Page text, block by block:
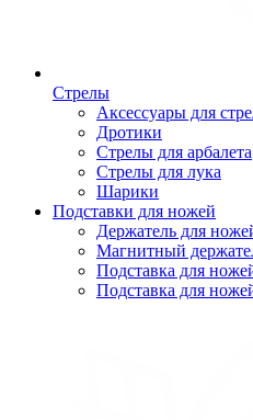
Стрелы
Аксессуары для
Дротики
Стрелы для арбалета
Стрелы для лука
Шарики
Подставки для ножей
Держатель для
Магнитный
Подставка для
Подставка для